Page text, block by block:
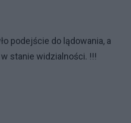
podejście do lądowania, a
stanie widzialności. !!!